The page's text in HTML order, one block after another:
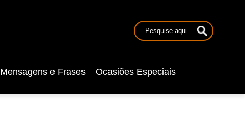
Mensagens e Frases Ocasiões Especiais